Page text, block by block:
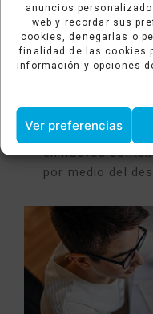
anuncios
web y recordar sus
cookies, denegarlas o
finalidad de las cookies
información y opciones
Ver preferencias
problemas,
Actividades
conocimientos
Actividades con
contextos
Actividades
en nuevos
por medio del